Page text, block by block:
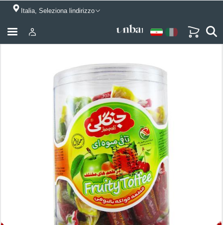
Italia, Seleziona lindirizzo